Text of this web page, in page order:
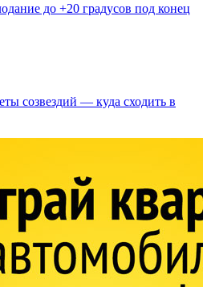
до +20 градусов под конец
созвездий — куда сходить в